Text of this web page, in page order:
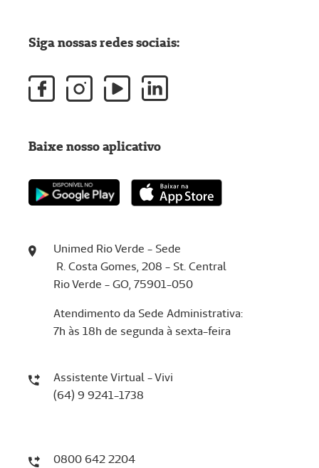
Unimed Rio Verde - Sede
R. Costa Gomes, 208 - St. Central
Rio Verde - GO, 75901-050
Atendimento da Sede Administrativa:
7h às 18h de segunda à sexta-feira
Assistente Virtual - Vivi
(64) 9 9241-1738
0800 642 2204
Siga nossas redes sociais:
Baixe nosso aplicativo